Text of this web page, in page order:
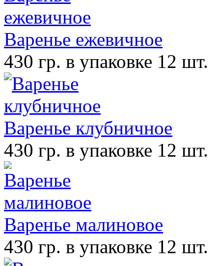
Варенье ежевичное
430 гр. в упаковке 12 шт.
Варенье клубничное
430 гр. в упаковке 12 шт.
Варенье малиновое
430 гр. в упаковке 12 шт.